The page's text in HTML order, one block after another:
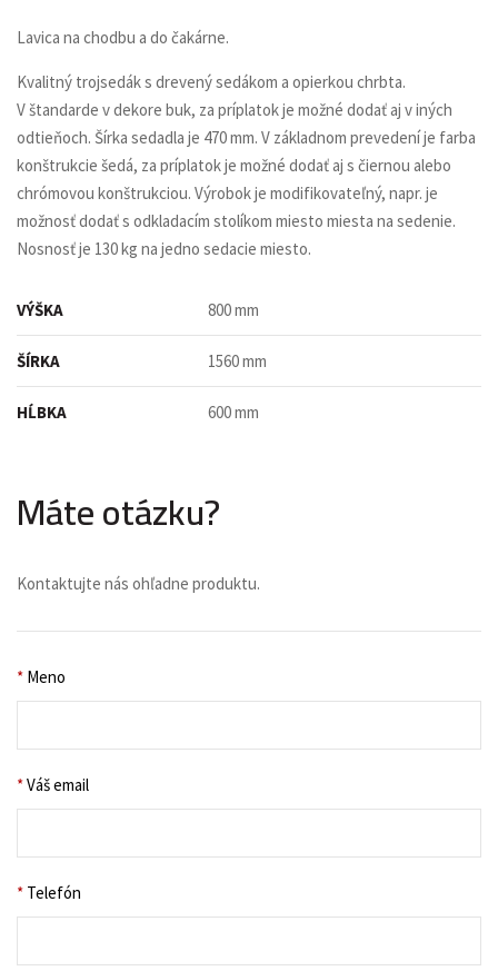
Lavica na chodbu a do čakárne.
Kvalitný trojsedák s drevený sedákom a opierkou chrbta.
V štandarde v dekore buk, za príplatok je možné dodať aj v iných
odtieňoch. Šírka sedadla je 470 mm. V základnom prevedení je farba
konštrukcie šedá, za príplatok je možné dodať aj s čiernou alebo
chrómovou konštrukciou. Výrobok je modifikovateľný, napr. je
možnosť dodať s odkladacím stolíkom miesto miesta na sedenie.
Nosnosť je 130 kg na jedno sedacie miesto.
VÝŠKA 800 mm
ŠÍRKA 1560 mm
HĹBKA 600 mm
Máte otázku?
Kontaktujte nás ohľadne produktu.
* Meno
*Váš email
* Telefón